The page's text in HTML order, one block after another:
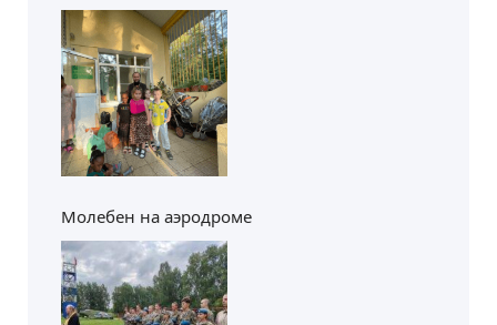
Молебен на аэродроме